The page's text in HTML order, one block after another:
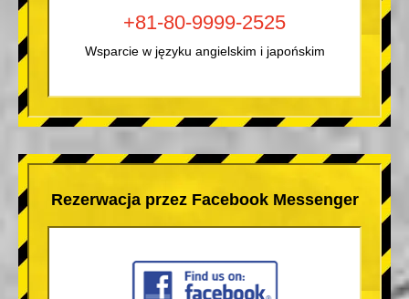
+81-80-9999-2525
Wsparcie w języku angielskim i japońskim
Rezerwacja przez Facebook Messenger